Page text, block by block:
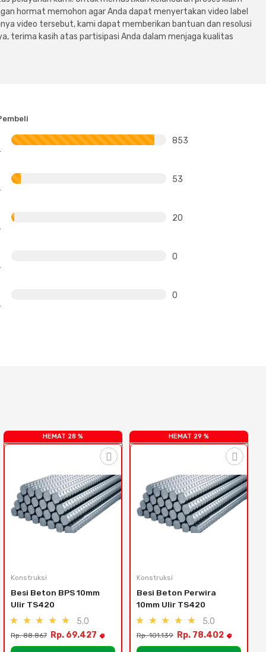
hormat memohon agar Anda dapat menyertakan video label
video tersebut, kami dapat memberikan bantuan dan resolusi
terima kasih atas partisipasi Anda dalam menjaga kualitas
853
53
20
0
0
HEMAT 28 %
Konstruksi
Besi Beton BPS 10mm
Ulir TS420
5.0
Rp. 88.867 Rp. 69.427
HEMAT 29 %
Konstruksi
Besi Beton Perwira
10mm Ulir TS420
5.0
Rp. 101.139 Rp. 78.402